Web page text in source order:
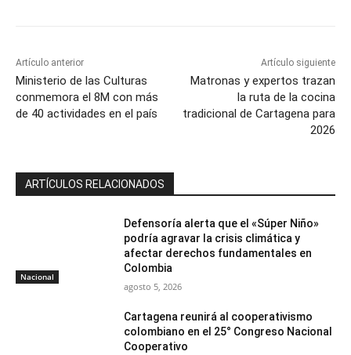
Artículo anterior
Ministerio de las Culturas
conmemora el 8M con más
de 40 actividades en el país
Artículo siguiente
Matronas y expertos trazan
la ruta de la cocina
tradicional de Cartagena para
2026
ARTÍCULOS RELACIONADOS
Nacional
Defensoría alerta que el «Súper Niño»
podría agravar la crisis climática y
afectar derechos fundamentales en
Colombia
agosto 5, 2026
Cartagena reunirá al cooperativismo
colombiano en el 25° Congreso Nacional
Cooperativo